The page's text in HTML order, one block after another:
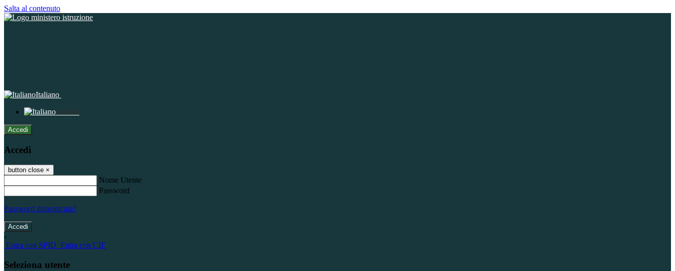
Salta al contenuto
Italiano
Italiano
Accedi
Accedi
button close ×
Nome Utente
Password
Password dimenticata?
-
Entra con SPID Entra con CIE
Seleziona utente